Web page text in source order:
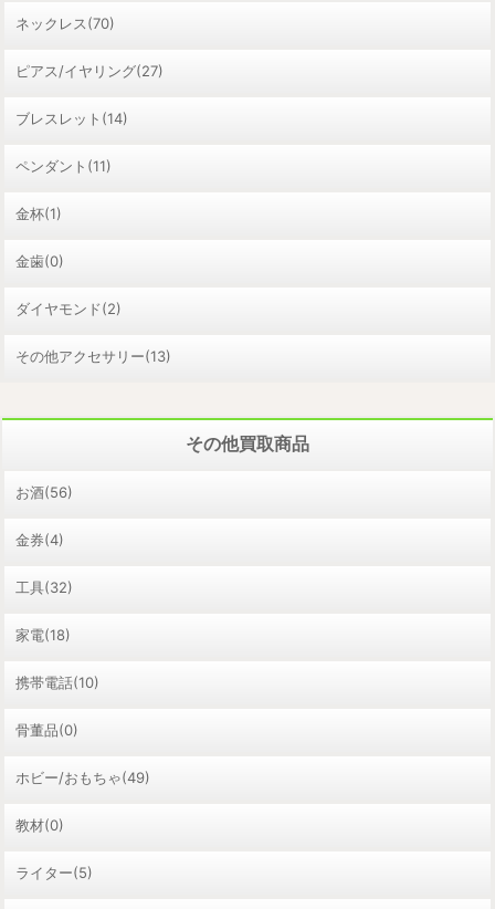
ネックレス(70)
ピアス/イヤリング(27)
ブレスレット(14)
ペンダント(11)
金杯(1)
金歯(0)
ダイヤモンド(2)
その他アクセサリー(13)
その他買取商品
お酒(56)
金券(4)
工具(32)
家電(18)
携帯電話(10)
骨董品(0)
ホビー/おもちゃ(49)
教材(0)
ライター(5)